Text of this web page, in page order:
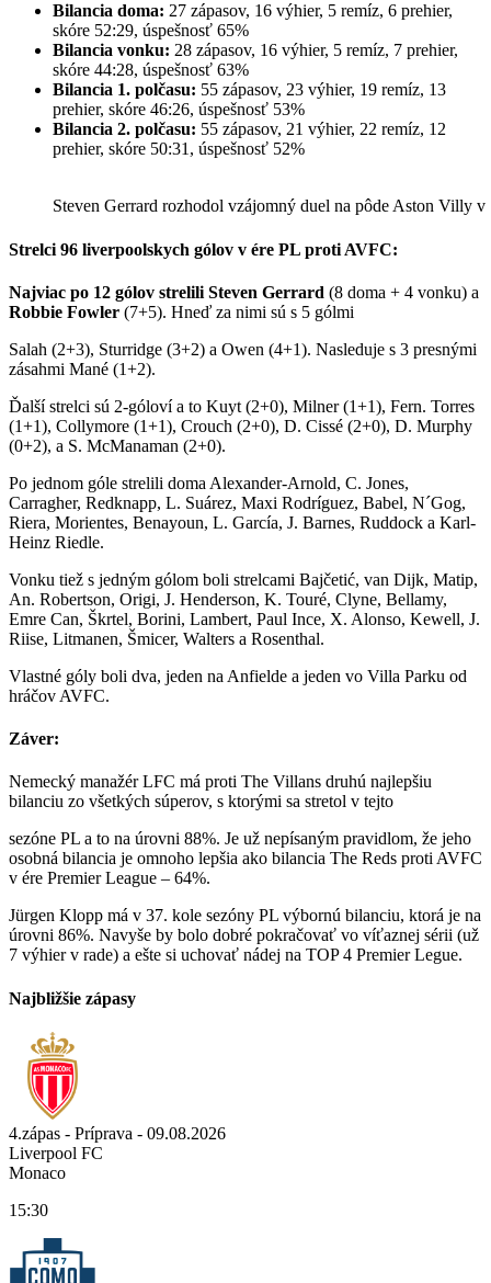
Bilancia doma: 27 zápasov, 16 výhier, 5 remíz, 6 prehier,
skóre 52:29, úspešnosť 65%
Bilancia vonku: 28 zápasov, 16 výhier, 5 remíz, 7 prehier,
skóre 44:28, úspešnosť 63%
Bilancia 1. polčasu: 55 zápasov, 23 výhier, 19 remíz, 13
prehier, skóre 46:26, úspešnosť 53%
Bilancia 2. polčasu: 55 zápasov, 21 výhier, 22 remíz, 12
prehier, skóre 50:31, úspešnosť 52%
Steven Gerrard rozhodol vzájomný duel na pôde Aston Villy v
Strelci 96 liverpoolskych gólov v ére PL proti AVFC:
Najviac po 12 gólov strelili Steven Gerrard (8 doma + 4 vonku) a
Robbie Fowler (7+5). Hneď za nimi sú s 5 gólmi
Salah (2+3), Sturridge (3+2) a Owen (4+1). Nasleduje s 3 presnými
zásahmi Mané (1+2).
Ďalší strelci sú 2-góloví a to Kuyt (2+0), Milner (1+1), Fern. Torres
(1+1), Collymore (1+1), Crouch (2+0), D. Cissé (2+0), D. Murphy
(0+2), a S. McManaman (2+0).
Po jednom góle strelili doma Alexander-Arnold, C. Jones,
Carragher, Redknapp, L. Suárez, Maxi Rodríguez, Babel, N´Gog,
Riera, Morientes, Benayoun, L. García, J. Barnes, Ruddock a Karl-
Heinz Riedle.
Vonku tiež s jedným gólom boli strelcami Bajčetić, van Dijk, Matip,
An. Robertson, Origi, J. Henderson, K. Touré, Clyne, Bellamy,
Emre Can, Škrtel, Borini, Lambert, Paul Ince, X. Alonso, Kewell, J.
Riise, Litmanen, Šmicer, Walters a Rosenthal.
Vlastné góly boli dva, jeden na Anfielde a jeden vo Villa Parku od
hráčov AVFC.
Záver:
Nemecký manažér LFC má proti The Villans druhú najlepšiu
bilanciu zo všetkých súperov, s ktorými sa stretol v tejto
sezóne PL a to na úrovni 88%. Je už nepísaným pravidlom, že jeho
osobná bilancia je omnoho lepšia ako bilancia The Reds proti AVFC
v ére Premier League – 64%.
Jürgen Klopp má v 37. kole sezóny PL výbornú bilanciu, ktorá je na
úrovni 86%. Navyše by bolo dobré pokračovať vo víťaznej sérii (už
7 výhier v rade) a ešte si uchovať nádej na TOP 4 Premier Legue.
Najbližšie zápasy
4.zápas - Príprava - 09.08.2026
Liverpool FC
Monaco
15:30